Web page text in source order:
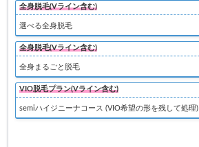
全身脱毛(Vライン含む)
選べる全身脱毛
全身脱毛(Vライン含む)
全身まるごと脱毛
VIO脱毛プラン(Vライン含む)
semiハイジニーナコース (VIO希望の形を残して処理)